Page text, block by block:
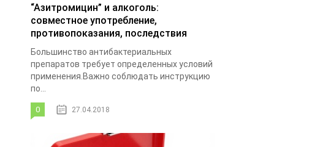
“Азитромицин” и алкоголь:
совместное употребление,
противопоказания, последствия
Большинство антибактериальных
препаратов требует определенных условий
применения.Важно соблюдать инструкцию
по...
0 27.04.2018